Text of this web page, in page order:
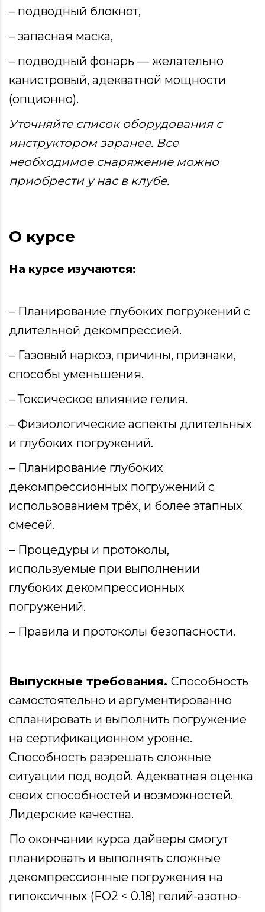
– подводный блокнот,
– запасная маска,
– подводный фонарь — желательно
канистровый, адекватной мощности
(опционно).
Уточняйте список оборудования с
инструктором заранее. Все
необходимое снаряжение можно
приобрести у нас в клубе.
О курсе
На курсе изучаются:
– Планирование глубоких погружений с
длительной декомпрессией.
– Газовый наркоз, причины, признаки,
способы уменьшения.
– Токсическое влияние гелия.
– Физиологические аспекты длительных
и глубоких погружений.
– Планирование глубоких
декомпрессионных погружений с
использованием трёх, и более этапных
смесей.
– Процедуры и протоколы,
используемые при выполнении
глубоких декомпрессионных
погружений.
– Правила и протоколы безопасности.
Выпускные требования. Способность
самостоятельно и аргументированно
спланировать и выполнить погружение
на сертификационном уровне.
Способность разрешать сложные
ситуации под водой. Адекватная оценка
своих способностей и возможностей.
Лидерские качества.
По окончании курса дайверы смогут
планировать и выполнять сложные
декомпрессионные погружения на
гипоксичных (FO2 < 0.18) гелий-азотно-